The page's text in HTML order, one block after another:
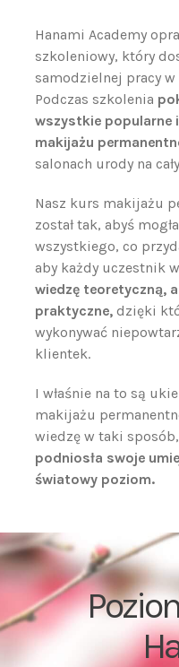
Hanami Academy
szkoleniowy, który
samodzielnej pracy
Podczas szkolenia
wszystkie popularne
makijażu
salonach urody na
Nasz kurs makijażu
został tak, abyś
wszystkiego, co
aby każdy uczestnik
wiedzę teoretyczną,
praktyczne,dzięki
wykonywać
klientek.
I właśnie na to są
makijażu
wiedzę w taki
podniosła swoje
światowy poziom.
Szkoląc się w
tytuły